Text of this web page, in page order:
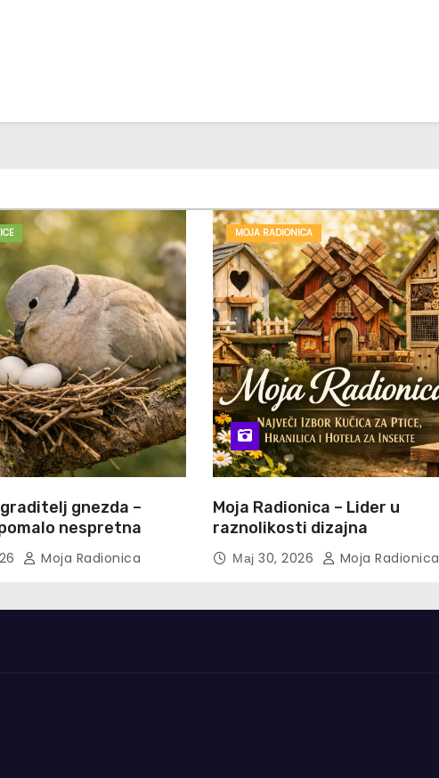
gnezda –
nespretna
Moja Radionica
MOJA RADIONICA
Moja Radionica – Lider u
raznolikosti dizajna
Мај 30, 2026 Moja Radionica